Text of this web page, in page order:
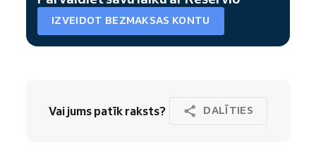
IZVEIDOT BEZMAKSAS KONTU
Vai jums patīk raksts? DALĪTIES